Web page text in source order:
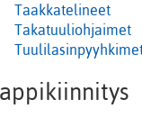
Taakkatelineet
Takatuuliohjaimet